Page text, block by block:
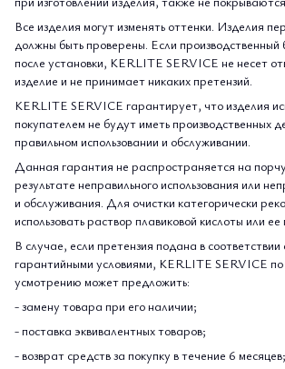
Все изделия могут изменять оттенки. Изделия
должны быть проверены. Если
после установки, KERLITE SERVICE не несет
изделие и не принимает никаких претензий.
KERLITE SERVICE гарантирует, что изделия
покупателем не будут иметь производственных
правильном использовании и обслуживании.
Данная гарантия не распространяется на
результате неправильного использования или
и обслуживания. Для очистки категорически
использовать раствор плавиковой кислоты или ее
В случае, если претензия подана в
гарантийными условиями, KERLITE SERVICE по
усмотрению может предложить:
- замену товара при его наличии;
- поставка эквивалентных товаров;
- возврат средств за покупку в течение 6 месяцев;